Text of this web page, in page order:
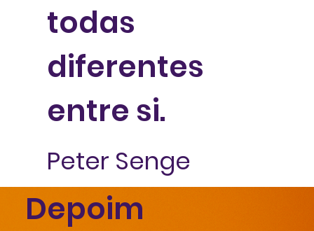
todas
diferentes
entre si.
Peter Senge
Depoim